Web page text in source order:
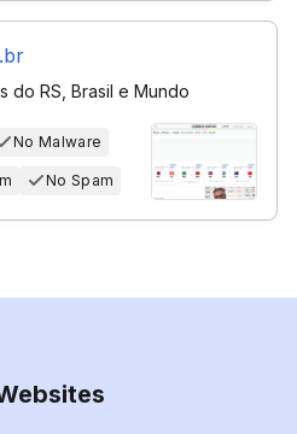
do RS, Brasil e Mundo
No Malware
No Spam